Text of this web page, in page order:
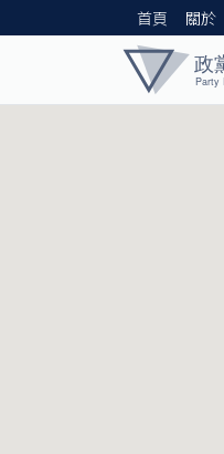
首頁 關於